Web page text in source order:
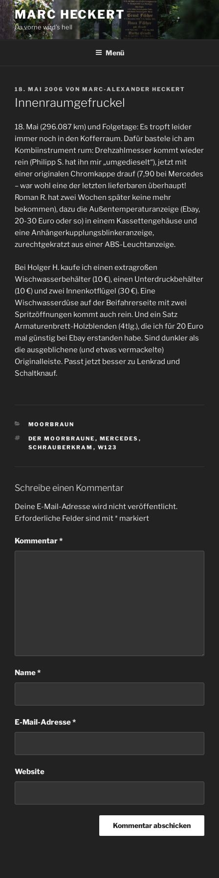
Zum
Inhalt
springen
MARC HECKERT
Da vorne wird's hell
Menü
VERÖFFENTLICHT
AM
18. MAI 2006 VON MARC-ALEXANDER HECKERT
Innenraumgefruckel
18. Mai (296.087 km) und Folgetage: Es tropft leider
immer noch in den Kofferraum. Dafür bastele ich am
Kombiinstrument rum: Drehzahlmesser kommt wieder
rein (Philipp S. hat ihn mir „umgedieselt“), jetzt mit
einer originalen Chromkappe drauf (7,90 bei Mercedes
– war wohl eine der letzten lieferbaren überhaupt!
Roman R. hat zwei Wochen später keine mehr
bekommen), dazu die Außentemperaturanzeige (Ebay,
20-30 Euro oder so) in einem Kassettengehäuse und
eine Anhängerkupplungsblinkeranzeige,
zurechtgekratzt aus einer ABS-Leuchtanzeige.
Bei Holger H. kaufe ich einen extragroßen
Wischwasserbehälter (10 €), einen Unterdruckbehälter
(10 €) und zwei Innenkotflügel (30 €). Eine
Wischwasserdüse auf der Beifahrerseite mit zwei
Spritzöffnungen kommt auch rein. Und ein Satz
Armaturenbrett-Holzblenden (4tlg.), die ich für 20 Euro
mal günstig bei Ebay erstanden habe. Sind dunkler als
die ausgeblichene (und etwas vermackelte)
Originalleiste. Passt jetzt besser zu Lenkrad und
Schaltknauf.
KATEGORIEN
MOORBRAUN
SCHLAGWÖRTER
DER MOORBRAUNE , MERCEDES ,
SCHRAUBERKRAM , W123
Schreibe einen Kommentar
Deine E-Mail-Adresse wird nicht veröffentlicht.
Erforderliche Felder sind mit* markiert
Kommentar*
Name*
E-Mail-Adresse*
Website